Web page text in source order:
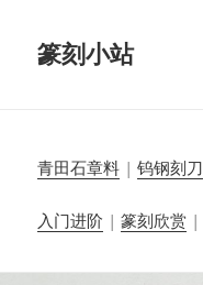
篆刻小站
青田石章料 |钨钢刻刀
入门进阶 |篆刻欣赏 |